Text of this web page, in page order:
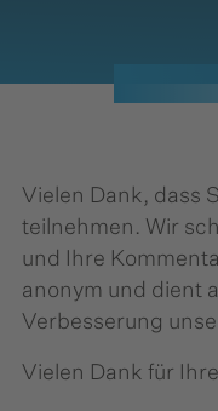
Vielen Dank, dass
teilnehmen. Wir
und Ihre
anonym und dient
Verbesserung
Vielen Dank für